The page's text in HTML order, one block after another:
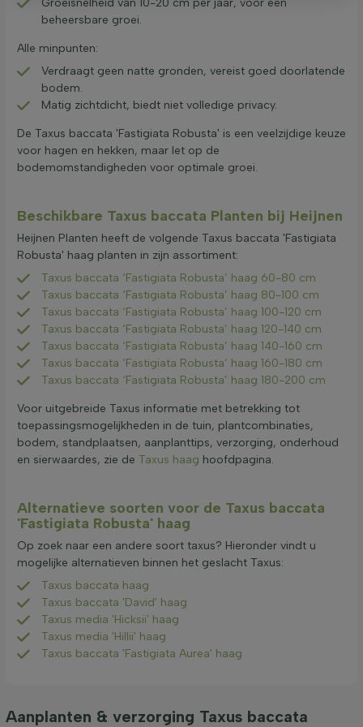
beheersbare groei.
Alle minpunten:
Verdraagt geen natte gronden, vereist goed doorlatende
bodem.
Matig zichtdicht, biedt niet volledige privacy.
De Taxus baccata 'Fastigiata Robusta' is een veelzijdige keuze
voor hagen en hekken, maar let op de
bodemomstandigheden voor optimale groei.
Beschikbare Taxus baccata Planten bij Heijnen
Heijnen Planten heeft de volgende Taxus baccata 'Fastigiata
Robusta' haag planten in zijn assortiment:
Taxus baccata ‘Fastigiata Robusta’ haag 60-80 cm
Taxus baccata ‘Fastigiata Robusta’ haag 80-100 cm
Taxus baccata ‘Fastigiata Robusta’ haag 100-120 cm
Taxus baccata ‘Fastigiata Robusta’ haag 120-140 cm
Taxus baccata ‘Fastigiata Robusta’ haag 140-160 cm
Taxus baccata ‘Fastigiata Robusta’ haag 160-180 cm
Taxus baccata ‘Fastigiata Robusta’ haag 180-200 cm
Voor uitgebreide Taxus informatie met betrekking tot
toepassingsmogelijkheden in de tuin, plantcombinaties,
bodem, standplaatsen, aanplanttips, verzorging, onderhoud
en sierwaardes, zie de Taxus haag hoofdpagina.
Alternatieve soorten voor de Taxus baccata
'Fastigiata Robusta' haag
Op zoek naar een andere soort taxus? Hieronder vindt u
mogelijke alternatieven binnen het geslacht Taxus:
Taxus baccata haag
Taxus baccata 'David' haag
Taxus media 'Hicksii' haag
Taxus media 'Hillii' haag
Taxus baccata 'Fastigiata Aurea' haag
Aanplanten & verzorging Taxus baccata